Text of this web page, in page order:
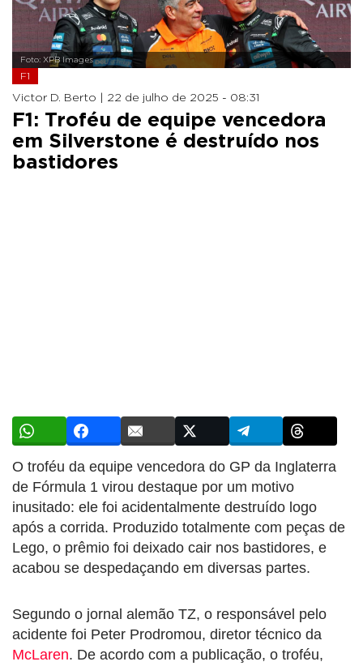
Foto: XPB Images
F1
Victor D. Berto | 22 de julho de 2025 - 08:31
F1: Troféu de equipe vencedora
em Silverstone é destruído nos
bastidores
O troféu da equipe vencedora do GP da Inglaterra
de Fórmula 1 virou destaque por um motivo
inusitado: ele foi acidentalmente destruído logo
após a corrida. Produzido totalmente com peças de
Lego, o prêmio foi deixado cair nos bastidores, e
acabou se despedaçando em diversas partes.
Segundo o jornal alemão TZ, o responsável pelo
acidente foi Peter Prodromou, diretor técnico da
McLaren. De acordo com a publicação, o troféu,